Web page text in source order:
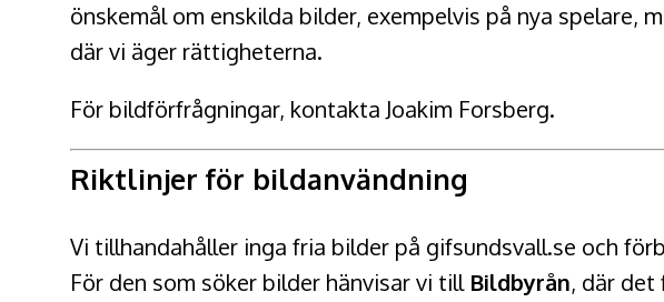
önskemål om enskilda bilder, exempelvis på nya spelare,
där vi äger rättigheterna.
För bildförfrågningar, kontakta Joakim Forsberg.
Riktlinjer för bildanvändning
Vi tillhandahåller inga fria bilder på gifsundsvall.se och
För den som söker bilder hänvisar vi till Bildbyrån, där